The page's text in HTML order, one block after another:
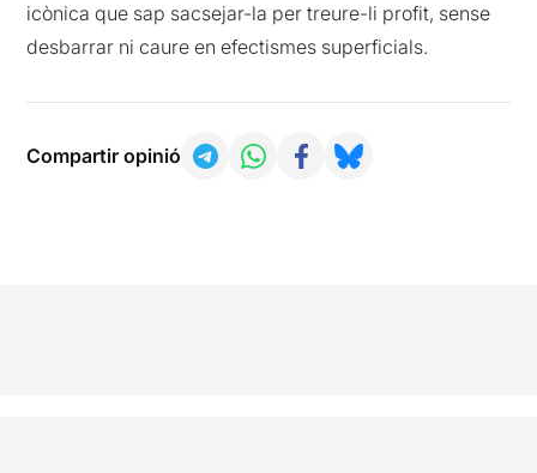
icònica que sap sacsejar-la per treure-li profit, sense
desbarrar ni caure en efectismes superficials.
Compartir opinió